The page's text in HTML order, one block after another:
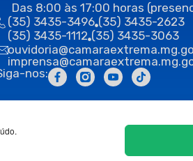
Das 8:00 às 17:00 horas
(35) 3435-3496 (35) 3435-2623
(35) 3435-1112 (35) 3435-3063
nos: